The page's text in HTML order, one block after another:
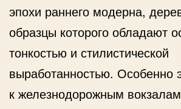
эпохи раннего модерна,
образцы которого обладают
тонкостью и стилистической
выработанностью. Особенно
к железнодорожным